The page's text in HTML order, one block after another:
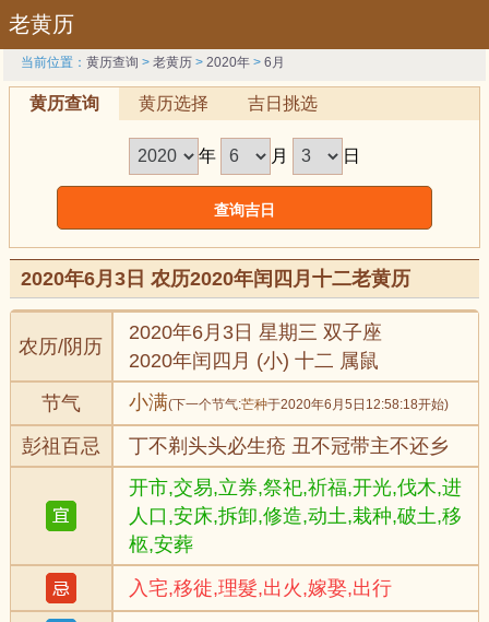
老黄历
当前位置：黄历查询 >老黄历 >2020年 >6月
黄历查询 黄历选择 吉日挑选
年 月 日
2020年6月3日 农历2020年闰四月十二老黄历
农历/阴历
2020年6月3日 星期三 双子座
2020年闰四月 (小) 十二 属鼠
节气
小满(下一个节气:芒种于2020年6月5日12:58:18开始)
彭祖百忌
丁不剃头头必生疮 丑不冠带主不还乡
开市,交易,立券,祭祀,祈福,开光,伐木,进
人口,安床,拆卸,修造,动土,栽种,破土,移
柩,安葬
入宅,移徙,理髮,出火,嫁娶,出行